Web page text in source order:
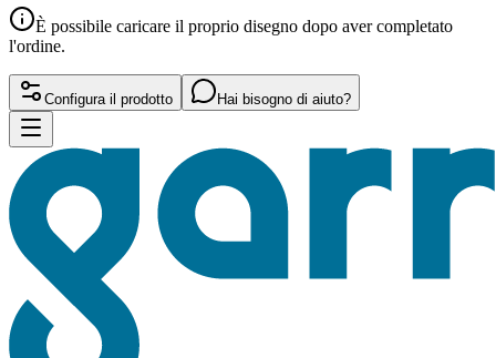
È possibile caricare il proprio disegno dopo aver completato
l'ordine.
Configura il prodotto Hai bisogno di aiuto?